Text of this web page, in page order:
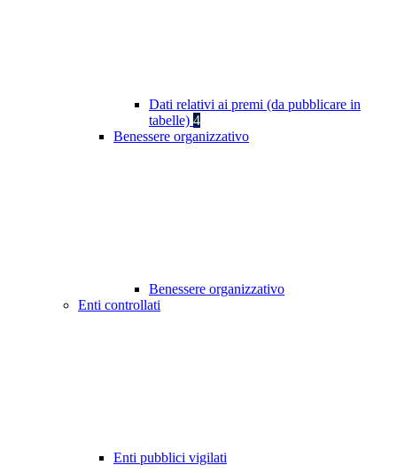
Dati relativi ai premi (da pubblicare in
tabelle) 4
Benessere organizzativo
Benessere organizzativo
Enti controllati
Enti pubblici vigilati